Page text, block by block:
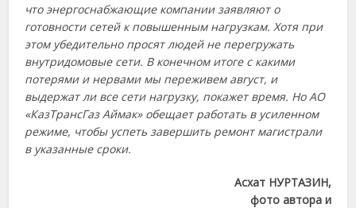
что энергоснабжающие компании заявляют о
готовности сетей к повышенным нагрузкам. Хотя при
этом убедительно просят людей не перегружать
внутридомовые сети. В конечном итоге с какими
потерями и нервами мы переживем август, и
выдержат ли все сети нагрузку, покажет время. Но АО
«КазТрансГаз Аймак» обещает работать в усиленном
режиме, чтобы успеть завершить ремонт магистрали
в указанные сроки.
Асхат НУРТАЗИН,
фото автора и